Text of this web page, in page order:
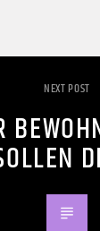
NEXT POST